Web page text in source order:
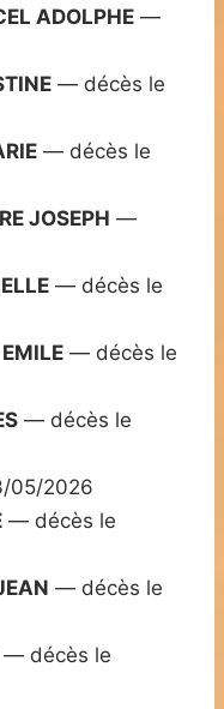
ADOLPHE —
— décès le
— décès le
JOSEPH —
— décès le
— décès le
— décès le
05/2026
— décès le
— décès le
— décès le